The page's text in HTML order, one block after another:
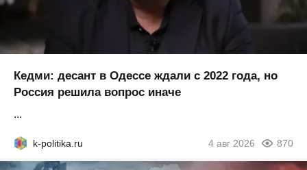
Кедми: десант в Одессе ждали с 2022 года, но
Россия решила вопрос иначе
...
k-politika.ru 4 авг 2026 870